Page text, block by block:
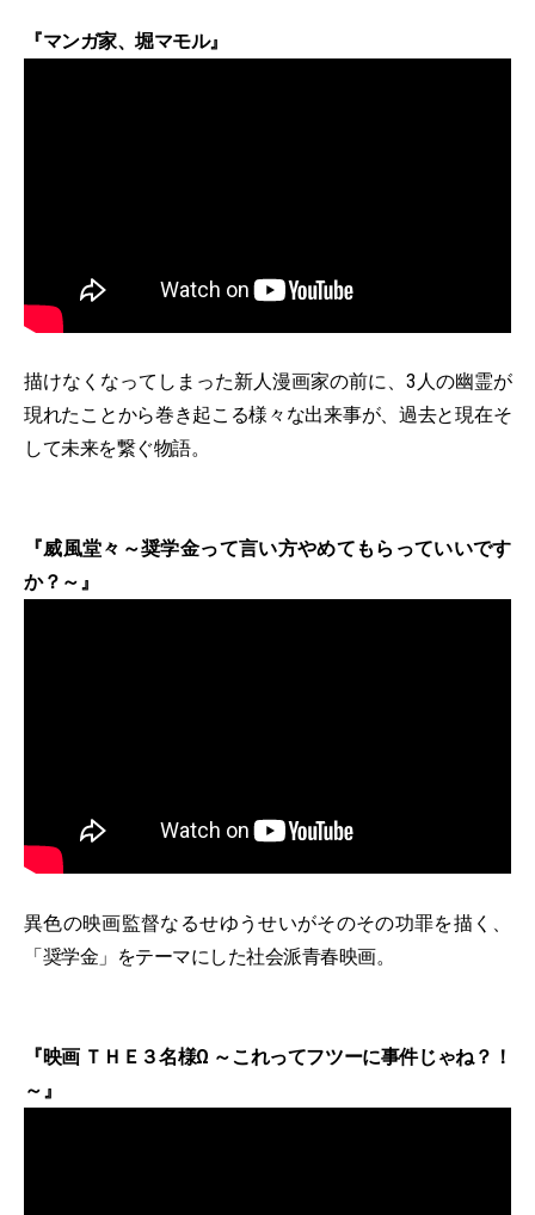
『マンガ家、堀マモル』
描けなくなってしまった新人漫画家の前に、3人の幽霊が
現れたことから巻き起こる様々な出来事が、過去と現在そ
して未来を繋ぐ物語。
『威風堂々～奨学金って言い方やめてもらっていいです
か？～』
異色の映画監督なるせゆうせいがそのその功罪を描く、
「奨学金」をテーマにした社会派青春映画。
『映画 ＴＨＥ３名様Ω ～これってフツーに事件じゃね？！
～』